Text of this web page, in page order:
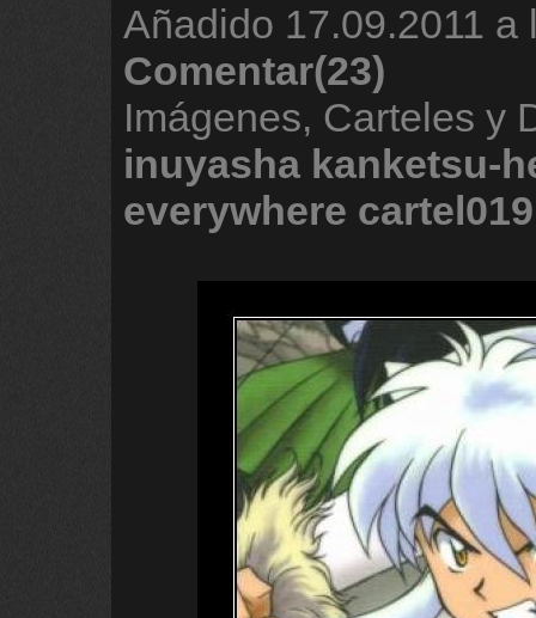
Añadido 17.09.2011 a
Comentar(23)
Imágenes, Carteles y
inuyasha kanketsu-
everywhere cartel019